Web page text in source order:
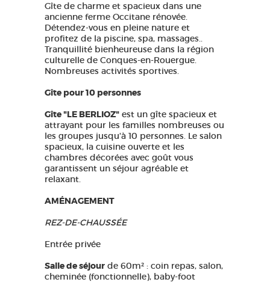
Gîte de charme et spacieux dans une
ancienne ferme Occitane rénovée.
Détendez-vous en pleine nature et
profitez de la piscine, spa, massages..
Tranquillité bienheureuse dans la région
culturelle de Conques-en-Rouergue.
Nombreuses activités sportives.
Gîte pour 10 personnes
Gîte "LE BERLIOZ" est un gîte spacieux et
attrayant pour les familles nombreuses ou
les groupes jusqu'à 10 personnes. Le salon
spacieux, la cuisine ouverte et les
chambres décorées avec goût vous
garantissent un séjour agréable et
relaxant.
AMÉNAGEMENT
REZ-DE-CHAUSSÉE
Entrée privée
Salle de séjour de 60m² : coin repas, salon,
cheminée (fonctionnelle), baby-foot